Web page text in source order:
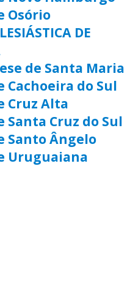
Osório
DE
de Santa Maria
Cachoeira do Sul
Cruz Alta
Santa Cruz do Sul
Santo Ângelo
Uruguaiana